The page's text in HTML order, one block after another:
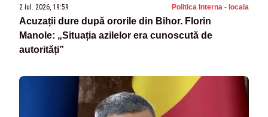
2 iul. 2026, 19:59 Politica Interna - locala
Acuzații dure după ororile din Bihor. Florin
Manole: „Situația azilelor era cunoscută de
autorități”